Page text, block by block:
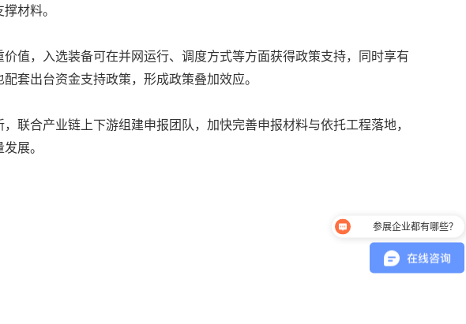
材料。
值，入选装备可在并网运行、调度方式等方面获得政策支持，同时享有
套出台资金支持政策，形成政策叠加效应。
联合产业链上下游组建申报团队，加快完善申报材料与依托工程落地，
展。
参展企业都有哪些？